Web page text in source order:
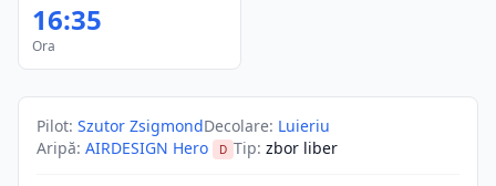
16:35
Ora
Pilot: Szutor ZsigmondDecolare: Luieriu
Aripă: AIRDESIGN Hero D Tip: zbor liber